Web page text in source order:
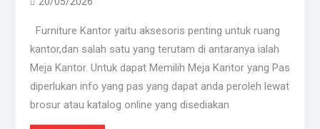
Furniture Kantor yaitu aksesoris penting untuk ruang
kantor,dan salah satu yang terutam di antaranya ialah
Meja Kantor. Untuk dapat Memilih Meja Kantor yang Pas
diperlukan info yang pas yang dapat anda peroleh lewat
brosur atau katalog online yang disediakan